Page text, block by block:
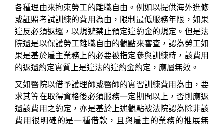
各種理由來拘束勞工的離職自由。例如以提供海外進修
或証照考試訓練的費用為由，限制最低服務年限，如果
違反必須返還，以規避禁止預定違約金的規定。但是法
院還是以保護勞工離職自由的觀點來審查，認為勞工如
果是基於雇主業務上的必要被指定參與訓練時，該費用
的返還約定實質上是違法的違約金約定，應屬無效。
又如醫院以借予護理師或醫師的實習訓練費用為由，要
求其等在取得資格後必須服務一定期間以上，否則應返
還該費用之約定，亦是基於上述觀點被法院認為除非該
費用很明確的是一種借款，且與雇主的業務的推展無